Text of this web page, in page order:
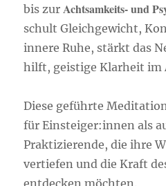
bis zurAchtsamkeits- und
schult Gleichgewicht,
innere Ruhe, stärkt das
hilft, geistige Klarheit im
Diese geführte
für Einsteiger:innen als
Praktizierende, die ihre
vertiefen und die Kraft
entdecken möchten.